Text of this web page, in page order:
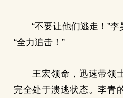
“不要让他们逃走！”李
“全力追击！”
王宏领命，迅速带领士
完全处于溃逃状态。李青